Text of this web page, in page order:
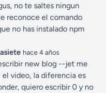
no te saltes ningun
reconoce el comando
no has instalado npm
hace 4 años
new blog --jet me
video, la diferencia es
quiero escribir 0 y no